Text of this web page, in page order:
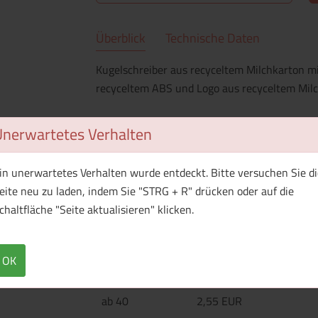
Verhalten
unerwartetes Verhalten wurde entdeckt. Bitte versuchen Sie
neu zu laden, indem Sie "STRG + R" drücken oder auf die
"Seite aktualisieren" klicken.
OK
Überblick Technische Daten
Kugelschreiber aus recyceltem Milchkarton
recyceltem ABS und Logo aus recyceltem
Menge
Preis / Stück
Netto
Brutto
ab 25
4,05 EUR
ab 40
2,55 EUR